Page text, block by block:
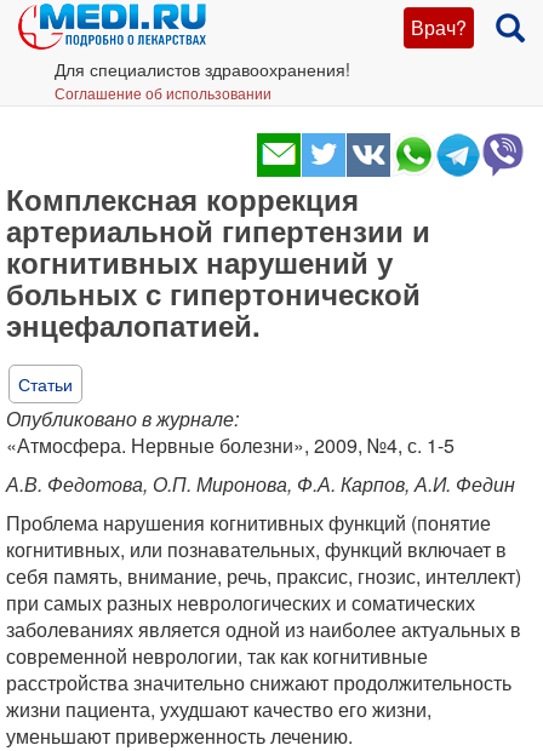
Врач?
Для специалистов здравоохранения!
Соглашение об использовании
Комплексная коррекция
артериальной гипертензии и
когнитивных нарушений у
больных с гипертонической
энцефалопатией.
Статьи
Опубликовано в журнале:
«Атмосфера. Нервные болезни», 2009, №4, с. 1-5
А.В. Федотова, О.П. Миронова, Ф.А. Карпов, А.И. Федин
Проблема нарушения когнитивных функций (понятие
когнитивных, или познавательных, функций включает в
себя память, внимание, речь, праксис, гнозис, интеллект)
при самых разных неврологических и соматических
заболеваниях является одной из наиболее актуальных в
современной неврологии, так как когнитивные
расстройства значительно снижают продолжительность
жизни пациента, ухудшают качество его жизни,
уменьшают приверженность лечению.